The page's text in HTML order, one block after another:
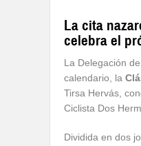
La cita
celebra el
La Delegación
calendario, la
Tirsa Hervás,
Ciclista Dos
Dividida en dos